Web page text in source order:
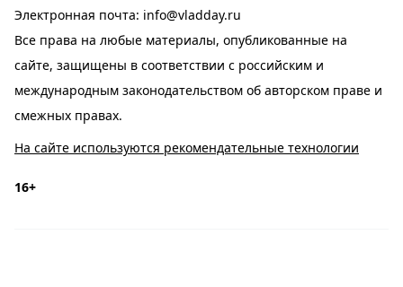
Электронная почта: info@vladday.ru
Все права на любые материалы, опубликованные на
сайте, защищены в соответствии с российским и
международным законодательством об авторском праве и
смежных правах.
На сайте используются рекомендательные технологии
16+